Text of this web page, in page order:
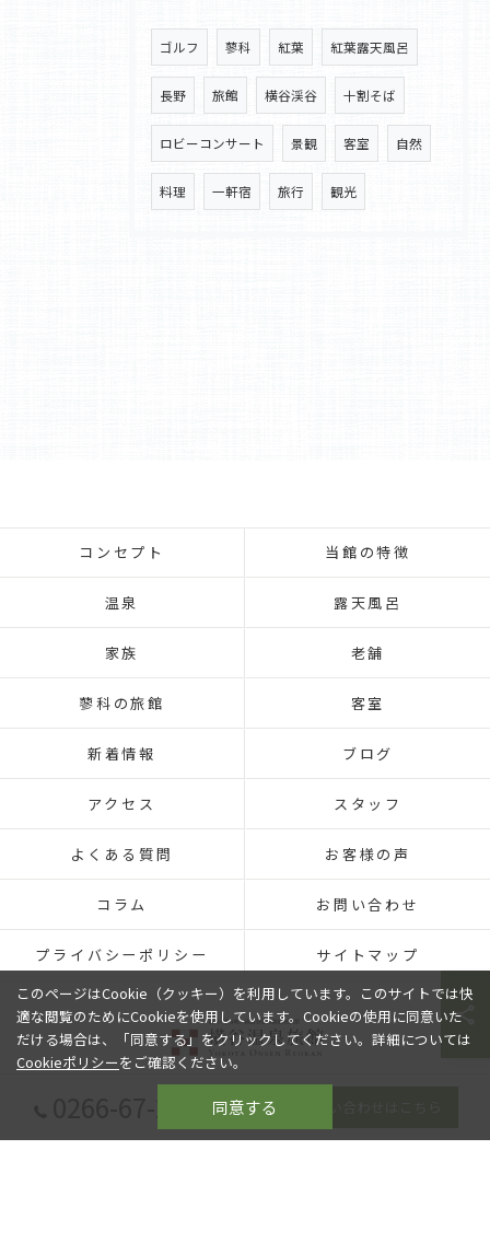
ゴルフ 蓼科 紅葉 紅葉露天風呂
長野 旅館 横谷渓谷 十割そば
ロビーコンサート 景観 客室 自然
料理 一軒宿 旅行 観光
コンセプト 当館の特徴
温泉 露天風呂
家族 老舗
蓼科の旅館 客室
新着情報 ブログ
アクセス スタッフ
よくある質問 お客様の声
コラム お問い合わせ
プライバシーポリシー サイトマップ
© 2026 長野の旅館なら横谷温泉旅館 ALL RIGHTS RESERVED.
このページはCookie（クッキー）を利用しています。このサイトでは快
適な閲覧のためにCookieを使用しています。Cookieの使用に同意いた
だける場合は、「同意する」をクリックしてください。詳細については
Cookieポリシーをご確認ください。
同意する